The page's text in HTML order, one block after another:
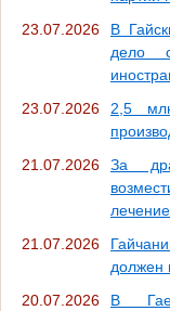
23.07.2026
В
дело
23.07.2026
2,5
21.07.2026
За
21.07.2026
должен
20.07.2026
В Гае